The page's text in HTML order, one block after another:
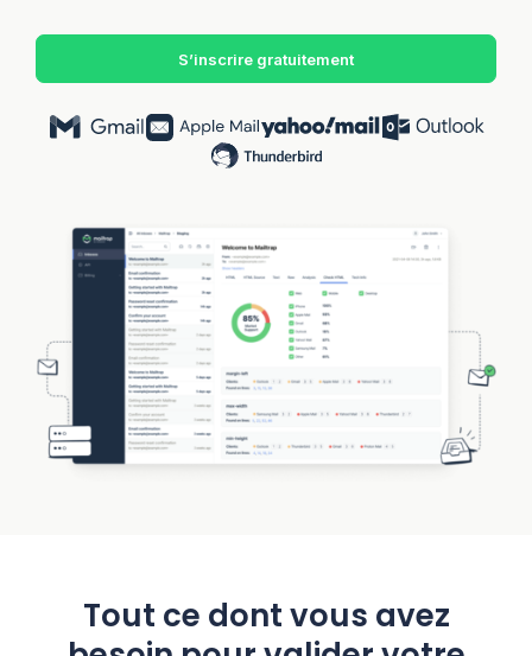
S’inscrire gratuitement
Tout ce dont vous avez